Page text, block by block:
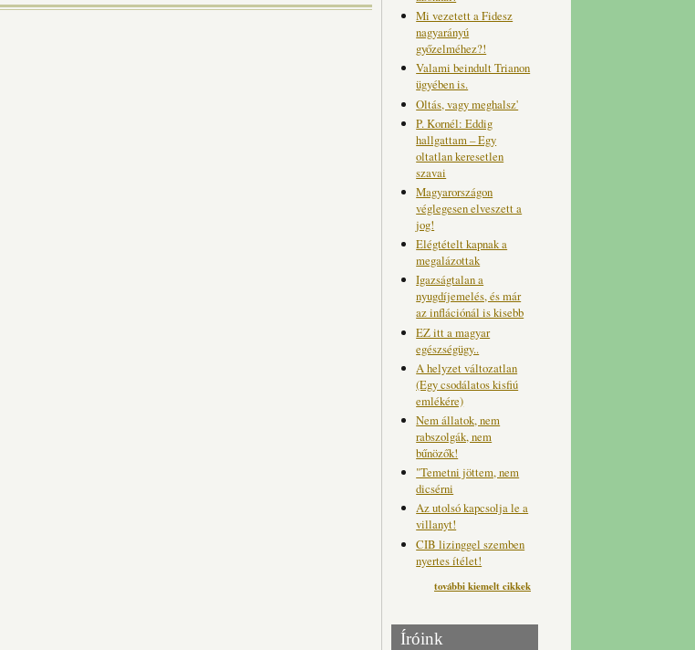
Mi vezetett a Fidesz
nagyarányú
győzelméhez?!
Valami beindult Trianon
ügyében is.
Oltás, vagy meghalsz'
P. Kornél: Eddig
hallgattam – Egy
oltatlan keresetlen
szavai
Magyarországon
véglegesen elveszett a
jog!
Elégtételt kapnak a
megalázottak
Igazságtalan a
nyugdíjemelés, és már
az inflációnál is kisebb
EZ itt a magyar
egészségügy..
A helyzet változatlan
(Egy csodálatos kisfiú
emlékére)
Nem állatok, nem
rabszolgák, nem
bűnözők!
"Temetni jöttem, nem
dicsérni
Az utolsó kapcsolja le a
villanyt!
CIB lizinggel szemben
nyertes ítélet!
további kiemelt cikkek
Íróink